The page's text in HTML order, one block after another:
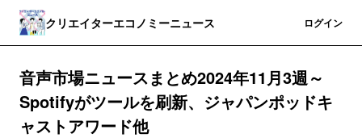
クリエイターエコノミーニュース ログイン
音声市場ニュースまとめ2024年11月3週～
Spotifyがツールを刷新、ジャパンポッドキ
ャストアワード他